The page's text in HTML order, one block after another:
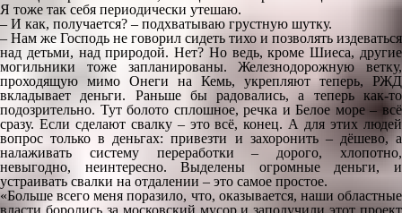
Я тоже так себя периодически утешаю.
– И как, получается? – подхватываю грустную шутку.
– Нам же Господь не говорил сидеть тихо и позволять издеваться
над детьми, над природой. Нет? Но ведь, кроме Шиеса, другие
могильники тоже запланированы. Железнодорожную ветку,
проходящую мимо Онеги на Кемь, укрепляют теперь, РЖД
вкладывает деньги. Раньше бы радовались, а теперь как-то
подозрительно. Тут болото сплошное, речка и Белое море – всё
сразу. Если сделают свалку – это всё, конец. А для этих людей
вопрос только в деньгах: привезти и захоронить – дёшево, а
налаживать систему переработки – дорого, хлопотно,
невыгодно, неинтересно. Выделены огромные деньги, и
устраивать свалки на отдалении – это самое простое.
«Больше всего меня поразило, что, оказывается, наши областные
власти боролись за московский мусор и заполучили этот проект